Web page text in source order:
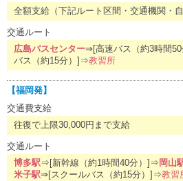
全額支給（下記ルート区間・交通機関・
交通ルート
広島バスセンター⇒[高速バス（約3時間
バス（約15分）]⇒教習所
【福岡発】
交通費支給
往復で上限30,000円まで支給
交通ルート
博多駅⇒[新幹線（約1時間40分）]⇒ 岡山
米子駅⇒[スクールバス（約15分）]⇒教習